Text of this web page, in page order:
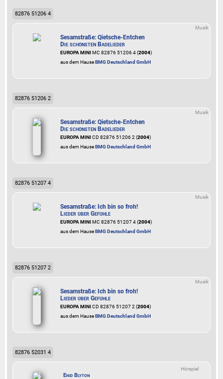
82876 51206 4
Musik
Sesamstraße: Qietsche-Entchen
Die schönsten Badelieder
EUROPA MINIMC 82876 51206 4 (2004)
aus dem HauseBMG Deutschland GmbH
82876 51206 2
Musik
Sesamstraße: Qietsche-Entchen
Die schönsten Badelieder
EUROPA MINICD 82876 51206 2 (2004)
aus dem HauseBMG Deutschland GmbH
82876 51207 4
Musik
Sesamstraße: Ich bin so froh!
Lieder über Gefühle
EUROPA MINIMC 82876 51207 4 (2004)
aus dem HauseBMG Deutschland GmbH
82876 51207 2
Musik
Sesamstraße: Ich bin so froh!
Lieder über Gefühle
EUROPA MINICD 82876 51207 2 (2004)
aus dem HauseBMG Deutschland GmbH
82876 52031 4
Hörspiel
Enid Blyton